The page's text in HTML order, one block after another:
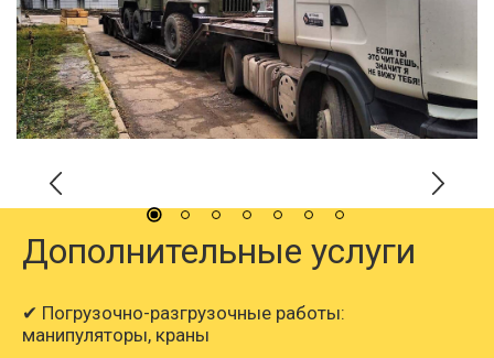
Дополнительные услуги
✔ Погрузочно-разгрузочные работы:
манипуляторы, краны